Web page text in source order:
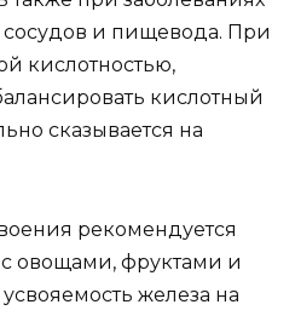
и пищевода. При
кислотностью,
кислотный
сказывается на
рекомендуется
овощами, фруктами и
железа на